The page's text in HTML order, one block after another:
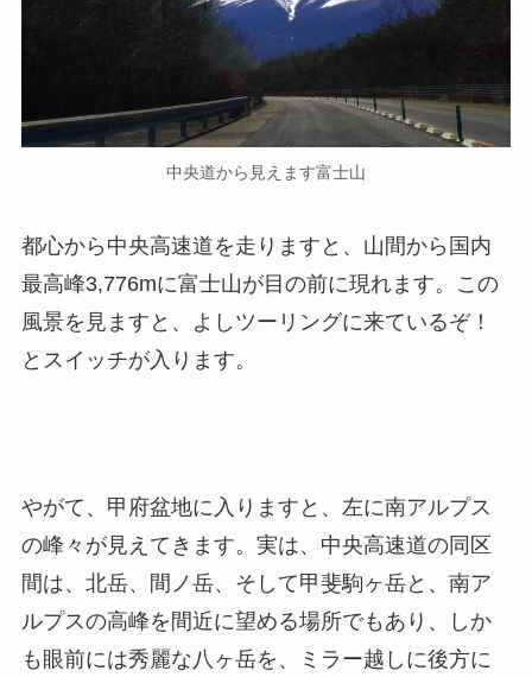
中央道から見えます富士山
都心から中央高速道を走りますと、山間から国内
最高峰3,776mに富士山が目の前に現れます。この
風景を見ますと、よしツーリングに来ているぞ！
とスイッチが入ります。
やがて、甲府盆地に入りますと、左に南アルプス
の峰々が見えてきます。実は、中央高速道の同区
間は、北岳、間ノ岳、そして甲斐駒ヶ岳と、南ア
ルプスの高峰を間近に望める場所でもあり、しか
も眼前には秀麗な八ヶ岳を、ミラー越しに後方に